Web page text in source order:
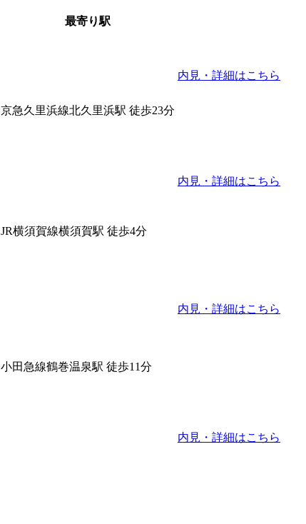
最寄り駅
内見・詳細はこちら
京急久里浜線北久里浜駅 徒歩23分
内見・詳細はこちら
JR横須賀線横須賀駅 徒歩4分
内見・詳細はこちら
小田急線鶴巻温泉駅 徒歩11分
内見・詳細はこちら